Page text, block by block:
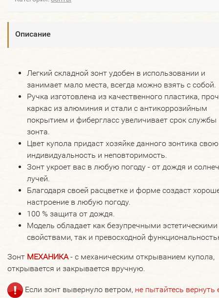
Описание
Легкий складной зонт удобен в использовании и
занимает мало места, всегда можно взять с собой.
Ручка изготовлена из качественного пластика,
каркас из алюминия и стали с антикоррозийным
покрытием и фибергласс увеличивает срок службы
зонта.
Цвет купола придаст хозяйке данного зонтика свою
индивидуальность и неповторимость.
Зонт укроет вас в любую погоду - от дождя и
лучей.
Благодаря своей расцветке и форме создаст
настроение в любую погоду.
100 % защита от дождя.
Модель обладает как безупречными эстетическими
свойствами, так и превосходной
Зонт МЕХАНИКА - с механическим открыванием купола,
открывается и закрывается вручную.
Если зонт вывернуло ветром, не пытайтесь вернуть